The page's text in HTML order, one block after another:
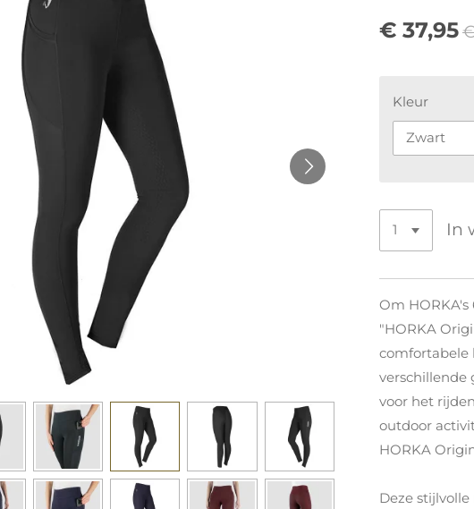
€ 37,95
Kleur
In
Om HORKA's
"HORKA
comfortabele
verschillende
voor het
outdoor
HORKA
Deze